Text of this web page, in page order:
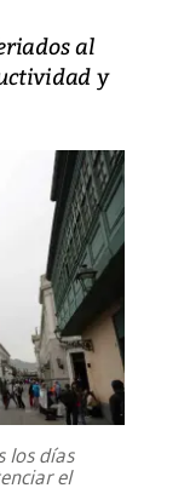
al
y
los días
el